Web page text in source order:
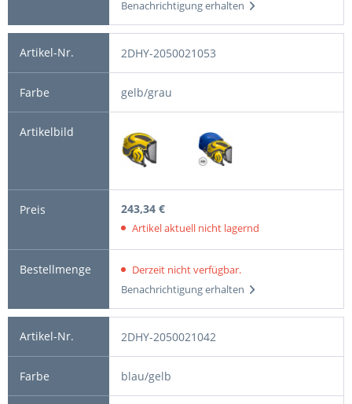
Benachrichtigung erhalten
2DHY-2050021053
gelb/grau
243,34 €
Artikel aktuell nicht lagernd
Derzeit nicht verfügbar.
Benachrichtigung erhalten
2DHY-2050021042
blau/gelb